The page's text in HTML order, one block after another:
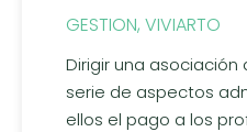
GESTION, VIVIARTO
Dirigir una
serie de aspectos
ellos el pago a los